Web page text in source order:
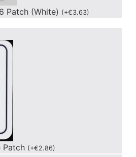
Patch (White) (+€3.63)
Patch (+€2.86)